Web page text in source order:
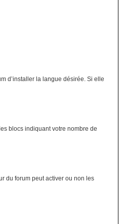
d’installer la langue désirée. Si elle
blocs indiquant votre nombre de
du forum peut activer ou non les